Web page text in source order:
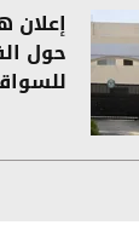
إعلان
حول